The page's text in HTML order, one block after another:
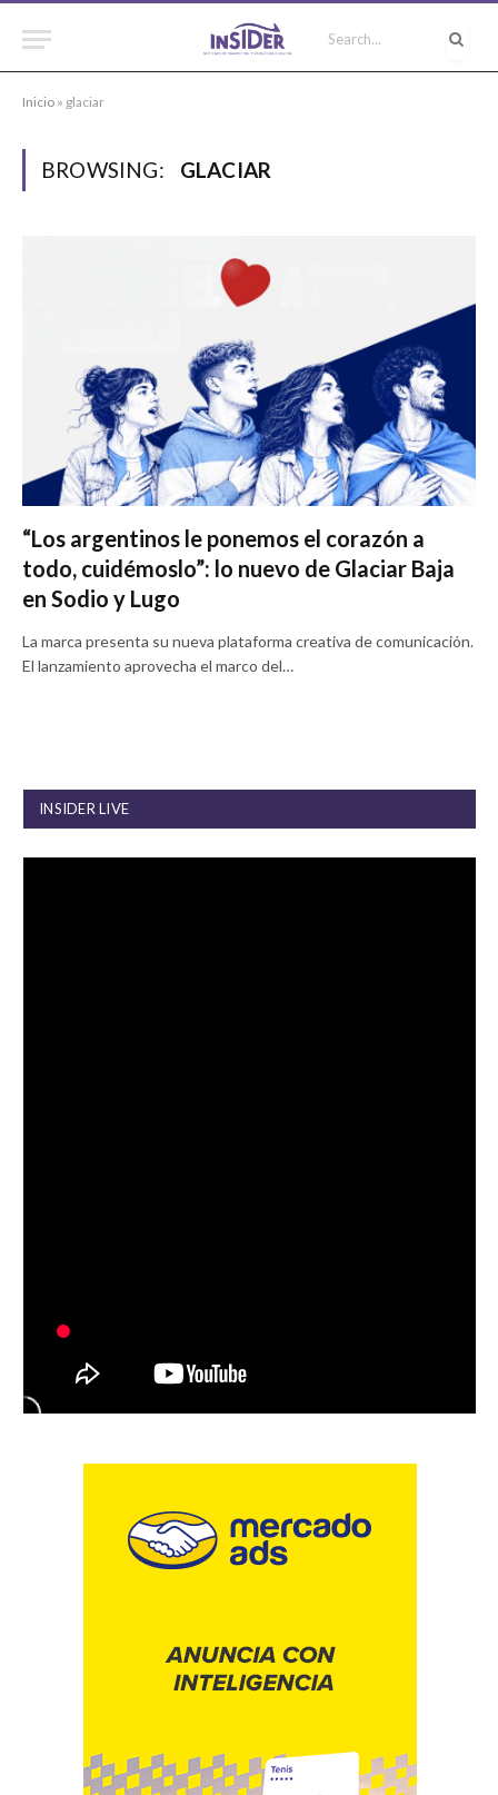
Inicio » glaciar
BROWSING: GLACIAR
“Los argentinos le ponemos el corazón a
todo, cuidémoslo”: lo nuevo de Glaciar Baja
en Sodio y Lugo
La marca presenta su nueva plataforma creativa de comunicación.
El lanzamiento aprovecha el marco del…
INSIDER LIVE